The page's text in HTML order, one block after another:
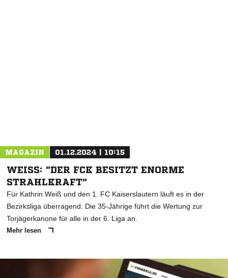
MAGAZIN 01.12.2024 | 10:15
WEISS: "DER FCK BESITZT ENORME S
TRAHLKRAFT"
Für Kathrin Weiß und den 1. FC Kaiserslautern läuft es in der
Bezirksliga überragend. Die 35-Jährige führt die Wertung zur
Torjägerkanone für alle in der 6. Liga an.
Mehr lesen